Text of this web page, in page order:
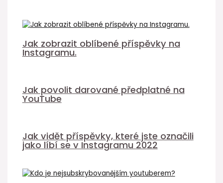
Jak zobrazit oblíbené příspěvky na
Instagramu.
Jak povolit darované předplatné na
YouTube
Jak vidět příspěvky, které jste označili
jako líbí se v Instagramu 2022